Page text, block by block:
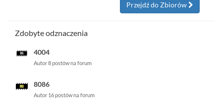
Przejdź do Zbiorów
Zdobyte odznaczenia
4004
Autor 8 postów na forum
8086
Autor 16 postów na forum